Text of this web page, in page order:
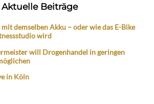
Aktuelle Beiträge
demselben Akku – oder wie das E-Bike
wird
will Drogenhandel in geringen
in Köln